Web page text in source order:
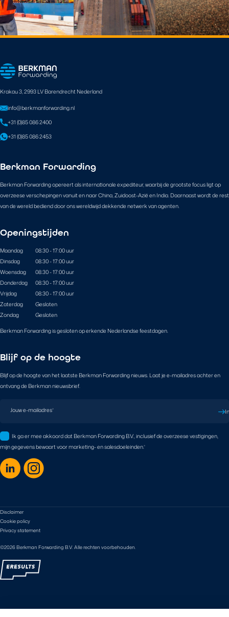
Krakau 3, 2993 LV Barendrecht Nederland
info@berkmanforwarding.nl
+31 (0)85 086 2400
+31 (0)85 086 2453
Berkman Forwarding
Berkman Forwarding opereert als internationale expediteur, waarbij de grootste focus ligt op
overzeese verschepingen vanuit en naar China, Zuidoost-Azië en India. Daarnaast wordt de rest
van de wereld bediend door ons wereldwijd dekkende netwerk van agenten.
Openingstijden
Maandag
08:30 - 17:00 uur
Dinsdag
08:30 - 17:00 uur
Woensdag
08:30 - 17:00 uur
Donderdag
08:30 - 17:00 uur
Vrijdag
08:30 - 17:00 uur
Zaterdag
Gesloten
Zondag
Gesloten
Berkman Forwarding is gesloten op erkende Nederlandse feestdagen.
Blijf op de hoogte
Blijf op de hoogte van het laatste Berkman Forwarding nieuws. Laat je e-mailadres achter en
ontvang de Berkman nieuwsbrief.
Jouw e-mailadres*
Ik ga er mee akkoord dat Berkman Forwarding B.V., inclusief de overzeese vestigingen,
mijn gegevens bewaart voor marketing- en salesdoeleinden.*
©2026 Berkman Forwarding B.V. Alle rechten voorbehouden.
Disclaimer
Cookie policy
Privacy statement